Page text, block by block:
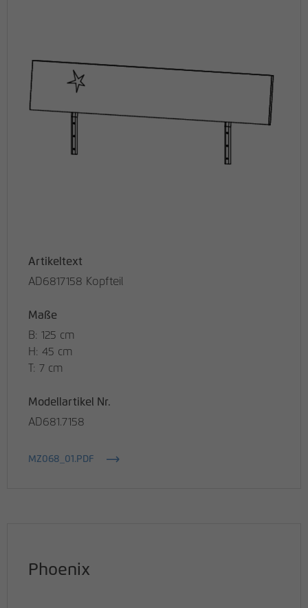
Artikeltext
AD6817158 Kopfteil
Maße
B: 125 cm
H: 45 cm
T: 7 cm
Modellartikel Nr.
AD681.7158
MZ068_01.PDF
Phoenix